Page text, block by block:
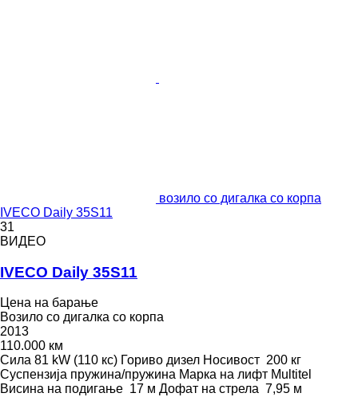
возило со дигалка со корпа
IVECO Daily 35S11
31
ВИДЕО
IVECO Daily 35S11
Цена на барање
Возило со дигалка со корпа
2013
110.000 км
Сила 81 kW (110 кс) Гориво дизел Носивост 200 кг
Суспензија пружина/пружина Марка на лифт Multitel
Висина на подигање 17 м Дофат на стрела 7,95 м